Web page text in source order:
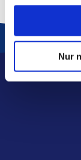
Wenn Sie es
Ihr Gerät
Wir
Nur
Service &